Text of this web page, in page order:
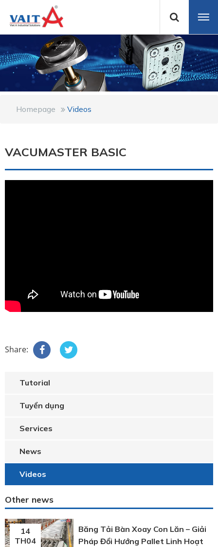
Homepage Videos
VACUMASTER BASIC
Share:
Tutorial
Tuyển dụng
Services
News
Videos
Other news
14
TH04
Băng Tải Bàn Xoay Con Lăn – Giải
Pháp Đổi Hướng Pallet Linh Hoạt